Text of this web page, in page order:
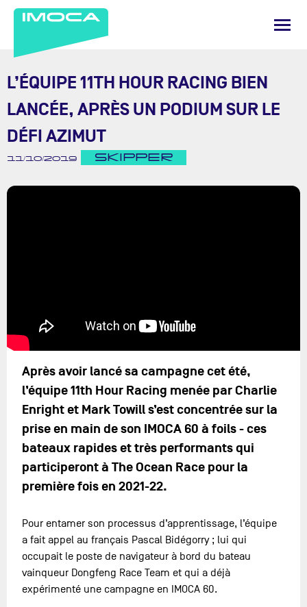
L’ÉQUIPE 11TH HOUR RACING BIEN
LANCÉE, APRÈS UN PODIUM SUR LE
DÉFI AZIMUT
11/10/2019 SKIPPER
Après avoir lancé sa campagne cet été,
l’équipe 11th Hour Racing menée par Charlie
Enright et Mark Towill s’est concentrée sur la
prise en main de son IMOCA 60 à foils - ces
bateaux rapides et très performants qui
participeront à The Ocean Race pour la
première fois en 2021-22.
Pour entamer son processus d’apprentissage, l’équipe
a fait appel au français Pascal Bidégorry ; lui qui
occupait le poste de navigateur à bord du bateau
vainqueur Dongfeng Race Team et qui a déjà
expérimenté une campagne en IMOCA 60.